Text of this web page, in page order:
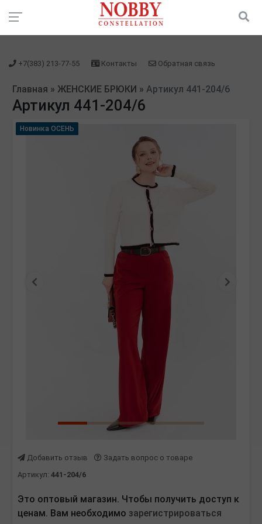
зарегистрироваться" />зарегистрироваться" />
+7(383) 213-77-55 Контакты Обратная связь
Главная » ЖЕНСКИЕ БРЮКИ » Артикул 441-204/6
Артикул 441-204/6
Новинка ОСЕНЬ
Предыдущая
Добавить отзыв
Задать вопрос о товаре
Артикул: 441-204/6
Это оптовый магазин. Чтобы получить доступ к
ценам. Вам необходимо зарегистрироваться